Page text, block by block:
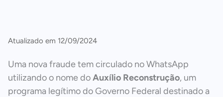
Atualizado em 12/09/2024
Uma nova fraude tem circulado no WhatsApp
utilizando o nome doAuxílio Reconstrução, um
programa legítimo do Governo Federal destinado a